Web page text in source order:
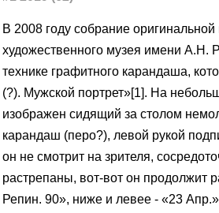
В 2008 году собрание
художественного музея имени А.Н.
технике графитного карандаша,
(?). Мужской портрет»[1]. На
изображен сидящий за столом
карандаш (перо?), левой рукой
он не смотрит на зрителя,
растрепаны, вот-вот он продолжит
Репин. 90», ниже и левее - «23